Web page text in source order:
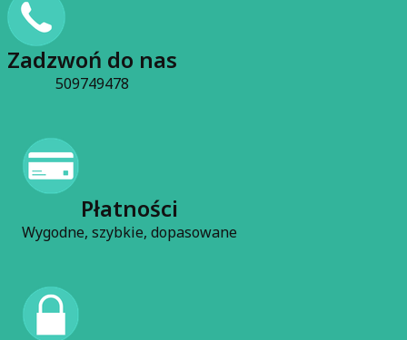
Zadzwoń do nas
509749478
Płatności
Wygodne, szybkie, dopasowane